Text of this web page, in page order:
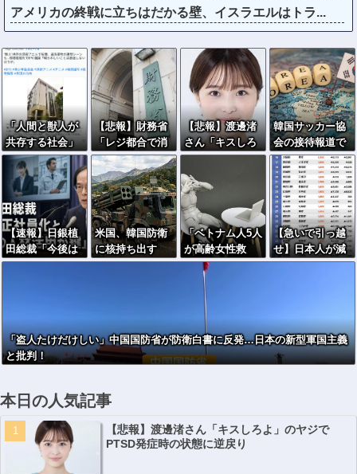
アメリカの終戦に立ちはだかる壁、イスラエルはトラ...
「人間と獣人が
共存する社会」
を描いた深夜ア
ニメに喫煙、違
法薬物の連想シ
ーンも…視聴者
批判でBPO議論
【悲報】財務省
「レジ都合で消
費税を0％にでき
ません！」 → X
民「指定ゴミ袋
を買ってレシー
ト見たら消費税
はゼロになるん
だけど？」ｗｗ
【悲報】渡邊渚
さん「キスしろ
よ」のヤジでPT
SD発症時の状態
に逆戻り
韓国サッカー協
会の接待報道で
「2002年も調べ
ろ」の声続出ｗ
ｗｗ
【速報】日銀植
田総裁「今後は
女性の正社員化
米国、韓国防衛
に核持ち出す
か…中ロに備え
「ベトナム人5人
が高齢女性救
出」報道にSNS
「ウソ」投稿相
次ぐ→名誉毀損
となる可能性
は？
【急いで引っ越
せ】日本人が減
り｢外国人が増え
「盗人たけだけしい」中国国防省が防衛白書に反発…日本の新型軍国主義
と批判！
本日の人気記事
【悲報】渡邊渚さん「キスしろよ」のヤジで
PTSD発症時の状態に逆戻り